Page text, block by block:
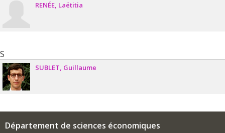
RENÉE Laëtitia
S
SUBLET Guillaume
Département de sciences économiques